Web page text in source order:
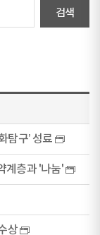
탐구’ 성료
계층과 '나눔'
상